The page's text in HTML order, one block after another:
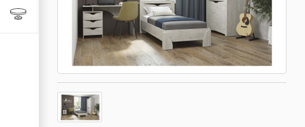
Столы и стулья